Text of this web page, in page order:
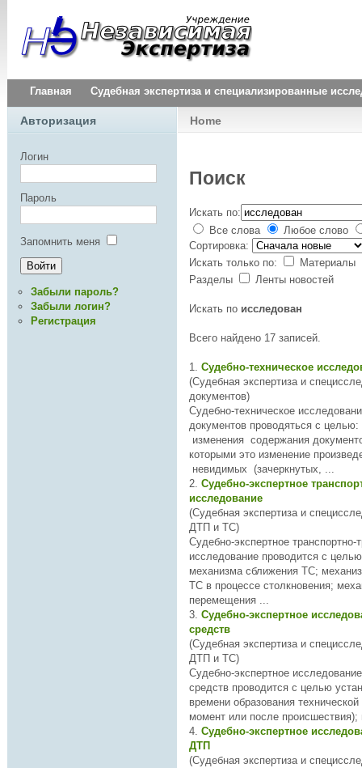
Главная Судебная экспертиза и специализированные
Home
Поиск
Искать по:
Все слова
Любое слово
Сортировка:
Искать только по:
Материалы
Разделы
Ленты новостей
Искать по исследован
Всего найдено 17 записей.
1. Судебно-техническое
(Судебная экспертиза и
документов)
Судебно-техническое исследован
документов проводяться с целью: установления факта
изменения содержания
которыми это изменение произведено;
невидимых (зачеркнутых, ...
2. Судебно-экспертное
исследование
(Судебная экспертиза и
ДТП и ТС)
Судебно-экспертное транспортно-
исследование проводится с
механизма сближения ТC; механизма взаимодействия
ТС в процессе столкновения; механизма
перемещения ...
3. Судебно-экспертное
средств
(Судебная экспертиза и
ДТП и ТС)
Судебно-экспертное исследован
средств проводится с целью
времени образования
4. Судебно-экспертное
ДТП
(Судебная экспертиза и
Авторизация
Логин
Пароль
Запомнить меня
Забыли пароль?
Забыли логин?
Регистрация